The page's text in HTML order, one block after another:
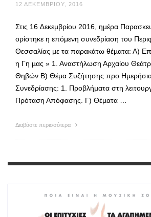
12 ΔΕΚΕΜΒΡΊΟΥ, 2016
Στις 16 ∆εκεµβρίου 2016, ηµέρα
ορίστηκε η επόμενη συνεδρίαση του
Θεσσαλίας µε τα παρακάτω θέµατα: Α)
η Γη µας » 1. Αναστήλωση Αρχαίου
Θηβών Β) Θέµα Συζήτησης προ
Συνεδρίασης: 1. Προβλήµατα στη
Πρόταση Απόφασης. Γ) Θέµατα …
Διαβάστε περισσότερα